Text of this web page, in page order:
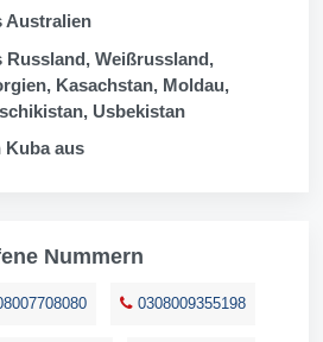
Australien
Russland, Weißrussland,
Kasachstan, Moldau,
Usbekistan
Kuba aus
Nummern
0308009355198